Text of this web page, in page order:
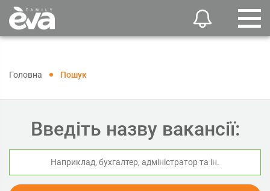
Головна Пошук
Введіть назву вакансії: